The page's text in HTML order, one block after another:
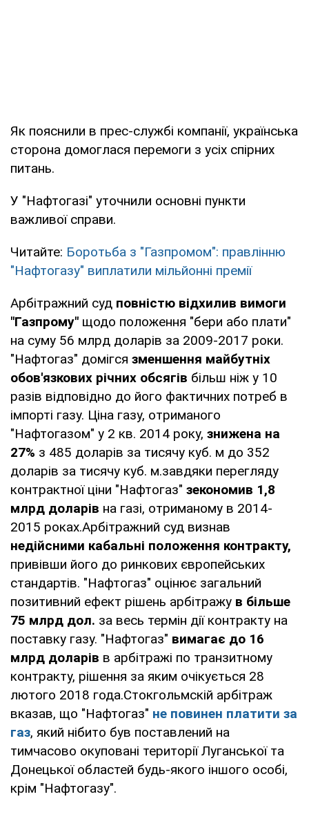
Як пояснили в прес-службі компанії, українська
сторона домоглася перемоги з усіх спірних
питань.
У "Нафтогазі" уточнили основні пункти
важливої ​​справи.
Читайте: Боротьба з "Газпромом": правлінню
"Нафтогазу" виплатили мільйонні премії
Арбітражний суд повністю відхилив вимоги
"Газпрому" щодо положення "бери або плати"
на суму 56 млрд доларів за 2009-2017 роки.
"Нафтогаз" домігся зменшення майбутніх
обов'язкових річних обсягів більш ніж у 10
разів відповідно до його фактичних потреб в
імпорті газу. Ціна газу, отриманого
"Нафтогазом" у 2 кв. 2014 року, знижена на
27% з 485 доларів за тисячу куб. м до 352
доларів за тисячу куб. м.завдяки перегляду
контрактної ціни "Нафтогаз" зекономив 1,8
млрд доларів на газі, отриманому в 2014-
2015 роках.Арбітражний суд визнав
недійсними кабальні положення контракту,
привівши його до ринкових європейських
стандартів. "Нафтогаз" оцінює загальний
позитивний ефект рішень арбітражу в більше
75 млрд дол. за весь термін дії контракту на
поставку газу. "Нафтогаз" вимагає до 16
млрд доларів в арбітражі по транзитному
контракту, рішення за яким очікується 28
лютого 2018 года.Стокгольмскій арбітраж
вказав, що "Нафтогаз" не повинен платити за
газ, який нібито був поставлений на
тимчасово окуповані території Луганської та
Донецької областей будь-якого іншого особі,
крім "Нафтогазу".